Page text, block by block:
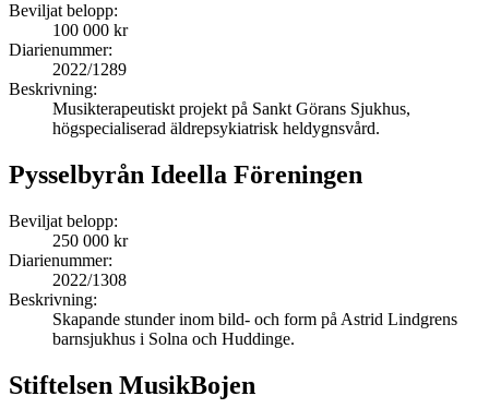
Beviljat belopp:
100 000 kr
Diarienummer:
2022/1289
Beskrivning:
Musikterapeutiskt projekt på Sankt Görans Sjukhus,
högspecialiserad äldrepsykiatrisk heldygnsvård.
Pysselbyrån Ideella Föreningen
Beviljat belopp:
250 000 kr
Diarienummer:
2022/1308
Beskrivning:
Skapande stunder inom bild- och form på Astrid Lindgrens
barnsjukhus i Solna och Huddinge.
Stiftelsen MusikBojen